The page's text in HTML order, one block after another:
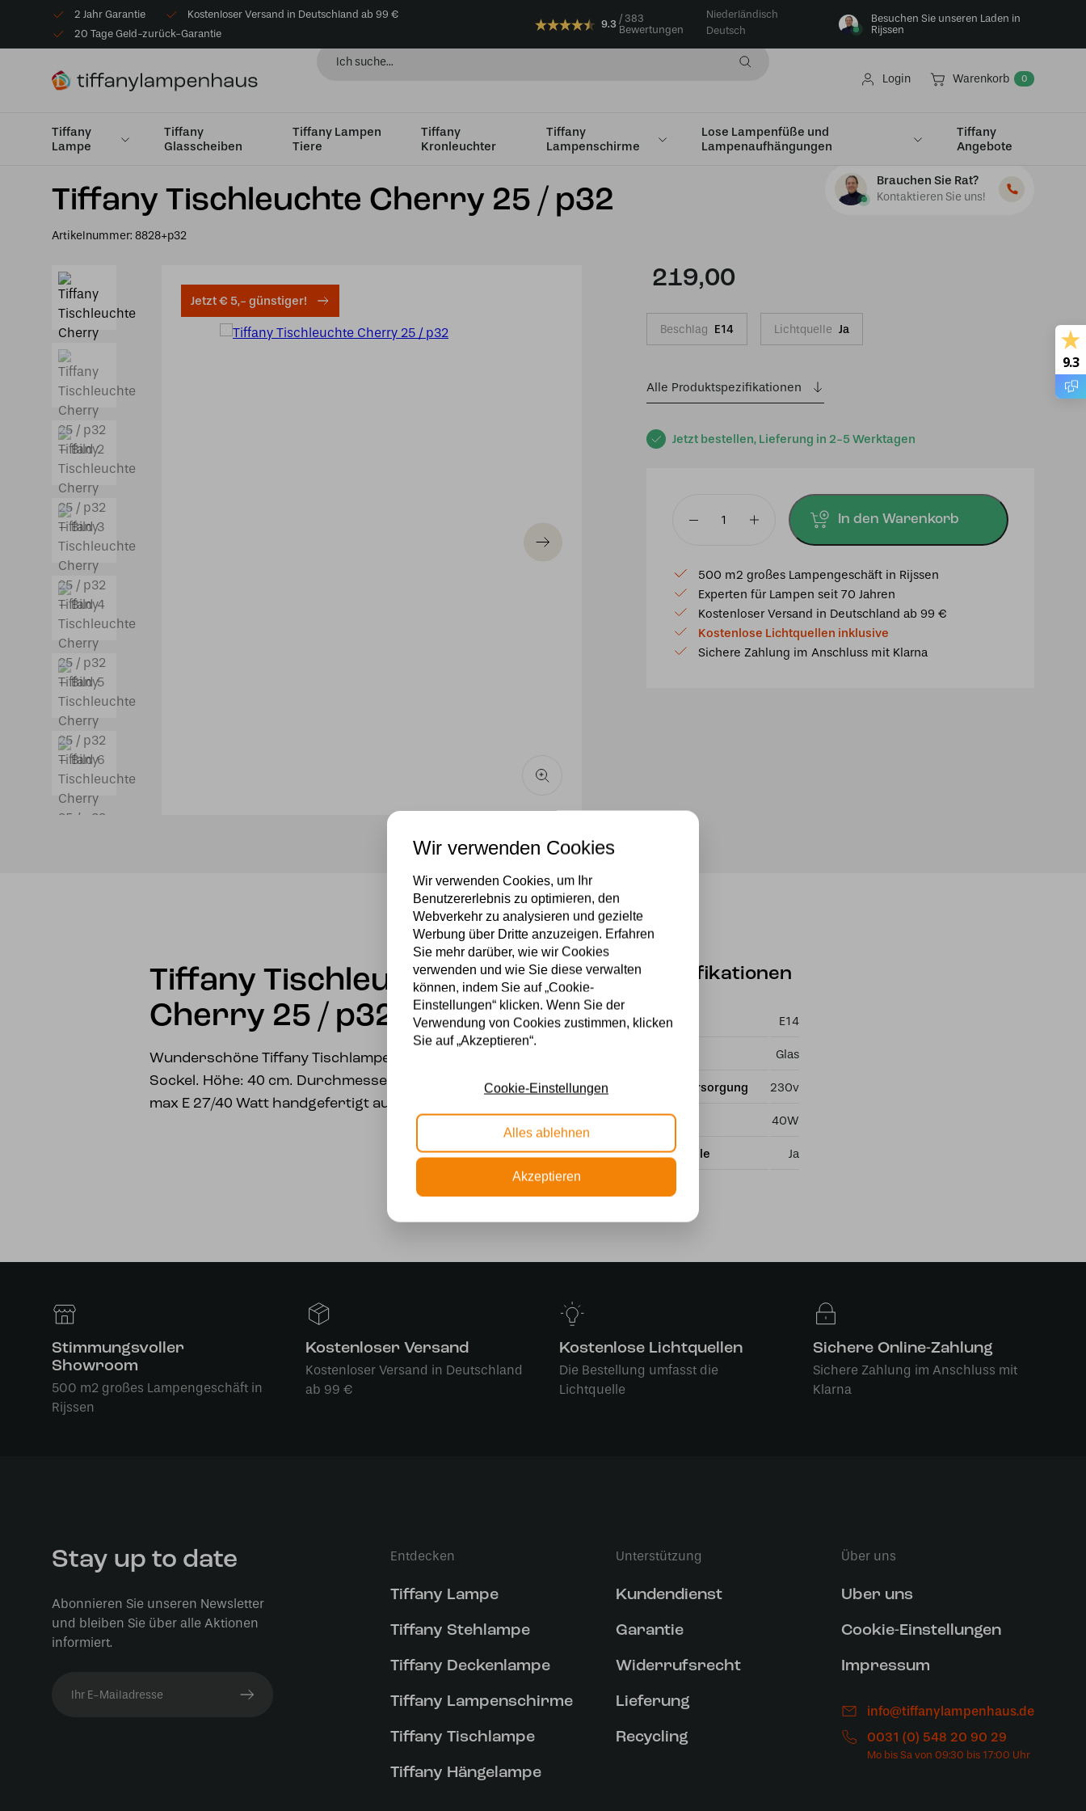
2 Jahr Garantie
Kostenloser Versand in Deutschland ab 99 €
20 Tage Geld-zurück-Garantie
9.3
383
Bewertungen
Niederländisch
Deutsch
Besuchen Sie unseren Laden in
Rijssen
Login Warenkorb 0
Tiffany
Lampe
Tiffany
Glasscheiben
Tiffany Lampen
Tiere
Tiffany
Kronleuchter
Tiffany
Lampenschirme
Lose Lampenfüße und
Lampenaufhängungen
Tiffany
Angebote
Startseite Tiffany Tischlampe Tischleuchten Klein bis Ø36cm Tiffany Tischleuchte Cherry 25 / p32
Tiffany Tischleuchte Cherry 25 / p32
Artikelnummer: 8828+p32
Brauchen Sie Rat?
Kontaktieren Sie uns!
Jetzt € 5,- günstiger!
Jetzt bestellen, Lieferung in 2-5 Werktagen
219,00
Beschlag E14 Lichtquelle Ja
Alle Produktspezifikationen
Cherry
25
p32
Menge
In den Warenkorb
500 m2 großes Lampengeschäft in Rijssen
Experten für Lampen seit 70 Jahren
Kostenloser Versand in Deutschland ab 99 €
Kostenlose Lichtquellen inklusive
Sichere Zahlung im Anschluss mit Klarna
Tiffany Tischleuchte
Cherry 25 / p32
Wunderschöne Tiffany Tischlampe auf elegantem
Sockel. Höhe: 40 cm. Durchmesser Kappe: 25 cm.
max E 27/40 Watt handgefertigt aus echtem Glas
Spezifikationen
Fassung E14
Glas
Stromversorgung 230v
Wattzahl 40W
Lichtquelle Ja
Stimmungsvoller
Showroom
500 m2 großes Lampengeschäft in
Rijssen
Kostenloser Versand
Kostenloser Versand in Deutschland
ab 99 €
Kostenlose Lichtquellen
Die Bestellung umfasst die
Lichtquelle
Sichere Online-Zahlung
Sichere Zahlung im Anschluss mit
Klarna
9.3
Wir verwenden Cookies
Wir verwenden Cookies, um Ihr
Benutzererlebnis zu optimieren, den
Webverkehr zu analysieren und gezielte
Werbung über Dritte anzuzeigen. Erfahren
Sie mehr darüber, wie wir Cookies
verwenden und wie Sie diese verwalten
können, indem Sie auf „Cookie-
Einstellungen“ klicken. Wenn Sie der
Verwendung von Cookies zustimmen, klicken
Sie auf „Akzeptieren“.
Cookie-Einstellungen
Alles ablehnen
Akzeptieren
Stay up to date
Abonnieren Sie unseren Newsletter
und bleiben Sie über alle Aktionen
informiert.
Entdecken
Tiffany Lampe
Tiffany Stehlampe
Tiffany Deckenlampe
Tiffany Lampenschirme
Tiffany Tischlampe
Tiffany Hängelampe
Unterstützung
Kundendienst
Garantie
Widerrufsrecht
Lieferung
Recycling
Über uns
Uber uns
Cookie-Einstellungen
Impressum
info@tiffanylampenhaus.de
0031 (0) 548 20 90 29